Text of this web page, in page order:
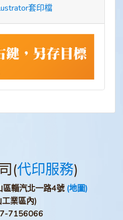
套印檔
(代印服務)
輜汽北一路4號(地圖)
工業區內)
7156066